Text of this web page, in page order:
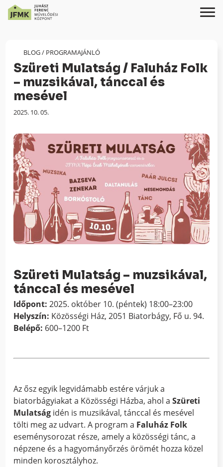
Content
navigációhoz
BLOG/ PROGRAMAJÁNLÓ
Szüreti Mulatság / Faluház Folk
– muzsikával, tánccal és
mesével
Megjelenés
2025. 10. 05.
Szüreti Mulatság – muzsikával,
tánccal és mesével
Időpont: 2025. október 10. (péntek) 18:00–23:00
Helyszín: Közösségi Ház, 2051 Biatorbágy, Fő u. 94.
Belépő: 600–1200 Ft
Az ősz egyik legvidámabb estére várjuk a
biatorbágyiakat a Közösségi Házba, ahol aSzüreti
Mulatság idén is muzsikával, tánccal és mesével
tölti meg az udvart. A program a Faluház Folk
eseménysorozat része, amely a közösségi tánc, a
népzene és a hagyományőrzés örömét hozza közel
minden korosztályhoz.